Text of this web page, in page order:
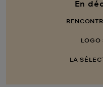
En
LOGO
LA